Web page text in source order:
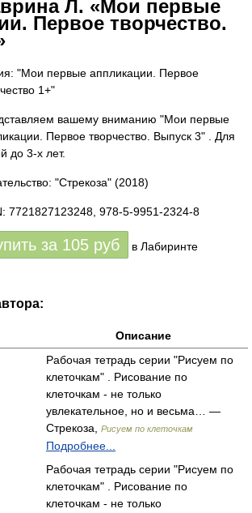
Л. «Мои первые
Первое творчество.
"Мои первые аппликации. Первое
1+"
вашему вниманию "Мои первые
Первое творчество. Выпуск 3" . Для
до 3-х лет.
"Стрекоза" (2018)
7721827123248, 978-5-9951-2324-8
за 105 руб в Лабиринте
Описание
Рабочая тетрадь серии "Рисуем по
клеточкам" . Рисование по
клеточкам - не только
увлекательное, но и весьма… —
Стрекоза,
Рисуем по клеточкам
Подробнее...
Рабочая тетрадь серии "Рисуем по
клеточкам" . Рисование по
клеточкам - не только